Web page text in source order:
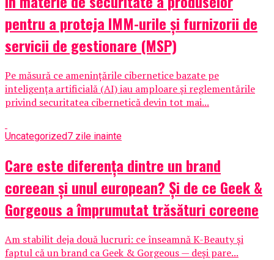
pentru a proteja IMM-urile și furnizorii de
servicii de gestionare (MSP)
Pe măsură ce amenințările cibernetice bazate pe
inteligența artificială (AI) iau amploare și reglementările
privind securitatea cibernetică devin tot mai...
Uncategorized7 zile inainte
Care este diferența dintre un brand
coreean și unul european? Și de ce Geek &
Gorgeous a împrumutat trăsături coreene
Am stabilit deja două lucruri: ce înseamnă K-Beauty și
faptul că un brand ca Geek & Gorgeous — deși pare...